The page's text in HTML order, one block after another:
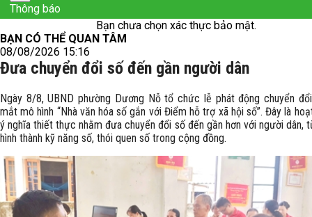
Thông báo
Bạn chưa chọn xác thực bảo mật.
BẠN CÓ THỂ QUAN TÂM
08/08/2026 15:16
Đưa chuyển đổi số đến gần người dân
Ngày 8/8, UBND phường Dương Nỗ tổ chức lễ phát động chuyển
mắt mô hình “Nhà văn hóa số gắn với Điểm hỗ trợ xã hội số”. Đây là
ý nghĩa thiết thực nhằm đưa chuyển đổi số đến gần hơn với người dân,
hình thành kỹ năng số, thói quen số trong cộng đồng.